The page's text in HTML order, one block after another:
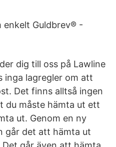
enkelt Guldbrev® -
dig till oss på Lawline
inga lagregler om att
Det finns alltså ingen
du måste hämta ut ett
ut. Genom en ny
går det att hämta ut